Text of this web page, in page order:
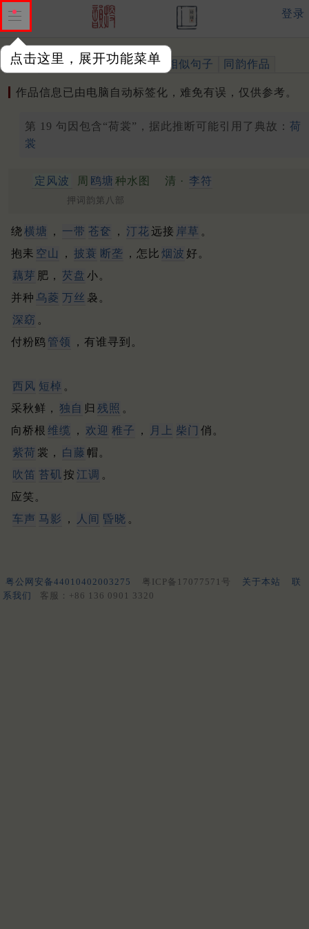
点击这里，展开功能菜单
登录
作品 标注四声 出处、引用 相似句子 同韵作品
作品信息已由电脑自动标签化，难免有误，仅供参考。
第 19 句因包含“荷裳”，据此推断可能引用了典故： 荷
裳
定风波 周 鸥塘 种水图 清 · 李符
押词韵第八部
绕 横塘 ， 一带 苍奁 ， 汀花远接 岸草 。
抱耒 空山 ， 披蓑 断垄 ，怎比 烟波 好。
藕芽 肥， 芡盘 小。
并种 乌菱 万丝 袅。
深窈 。
付粉鸥 管领 ，有谁寻到。
西风 短棹 。
采秋鲜， 独自 归 残照 。
向桥根 维缆 ， 欢迎 稚子 ， 月上 柴门 俏。
紫荷 裳， 白藤 帽。
吹笛 苔矶按 江调 。
应笑。
车声 马影 ， 人间 昏晓 。
粤公网安备44010402003275 粤ICP备17077571号 关于本站
联
系我们
客服：+86 136 0901 3320